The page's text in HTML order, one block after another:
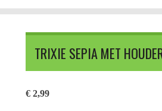
TRIXIE SEPIA MET
€ 2,99